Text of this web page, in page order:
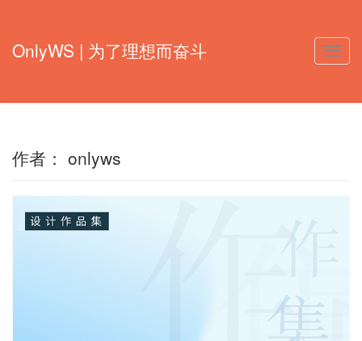
Toggle
OnlyWS | 为了理想而奋斗
作者： onlyws